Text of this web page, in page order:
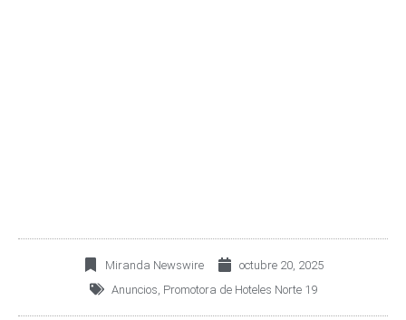
Miranda Newswire
octubre 20, 2025
Anuncios Promotora de Hoteles Norte 19